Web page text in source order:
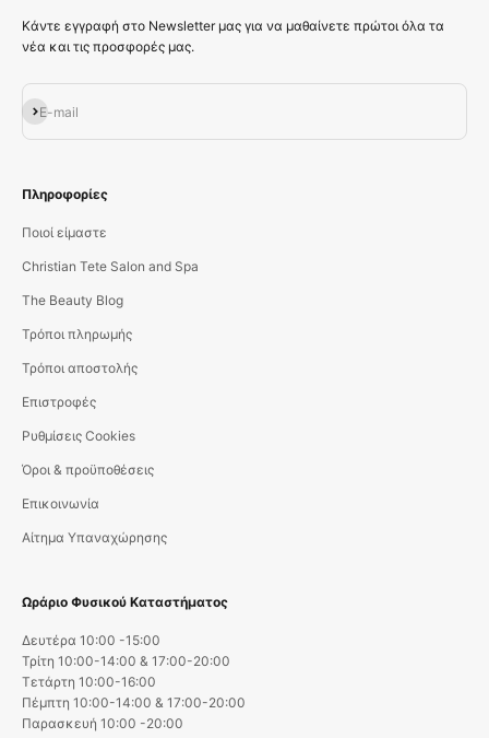
Κάντε εγγραφή στο Newsletter μας για να μαθαίνετε πρώτοι όλα τα
νέα και τις προσφορές μας.
E-mail
Εγγραφή
Πληροφορίες
Ποιοί είμαστε
Christian Tete Salon and Spa
The Beauty Blog
Τρόποι πληρωμής
Τρόποι αποστολής
Επιστροφές
Ρυθμίσεις Cookies
Όροι & προϋποθέσεις
Επικοινωνία
Αίτημα Υπαναχώρησης
Ωράριο Φυσικού Καταστήματος
Δευτέρα 10:00 -15:00
Τρίτη 10:00-14:00 & 17:00-20:00
Τετάρτη 10:00-16:00
Πέμπτη 10:00-14:00 & 17:00-20:00
Παρασκευή 10:00 -20:00